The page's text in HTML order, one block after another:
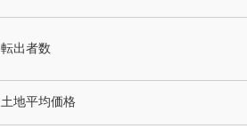
転出者数
土地平均価格